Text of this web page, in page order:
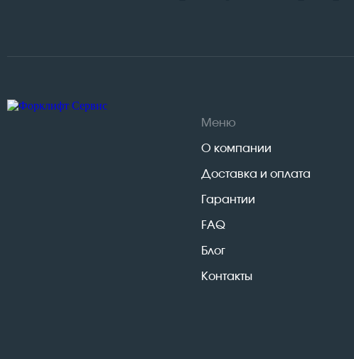
Меню
О компании
Доставка и оплата
Гарантии
FAQ
Блог
Контакты